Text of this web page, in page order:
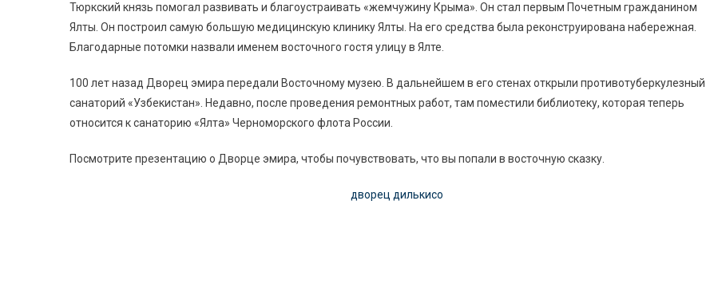
Тюркский князь помогал развивать и благоустраивать «жемчужину Крыма». Он стал первым Почетным гражданином
Ялты. Он построил самую большую медицинскую клинику Ялты. На его средства была реконструирована набережная.
Благодарные потомки назвали именем восточного гостя улицу в Ялте.
100 лет назад Дворец эмира передали Восточному музею. В дальнейшем в его стенах открыли противотуберкулезный
санаторий «Узбекистан». Недавно, после проведения ремонтных работ, там поместили библиотеку, которая теперь
относится к санаторию «Ялта» Черноморского флота России.
Посмотрите презентацию о Дворце эмира, чтобы почувствовать, что вы попали в восточную сказку.
дворец дилькисо